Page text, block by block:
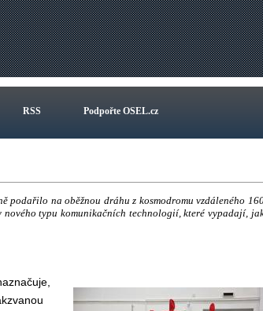
RSS Podpořte OSEL.cz
podařilo na oběžnou dráhu z kosmodromu vzdáleného
typu komunikačních technologií, které vypadají,